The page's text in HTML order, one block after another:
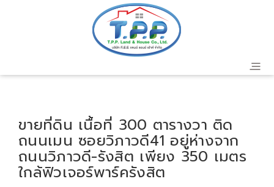
ขายที่ดิน เนื้อที่ 300 ตารางวา ติด
ถนนเมน ซอยวิภาวดี41 อยู่ห่างจาก
ถนนวิภาวดี-รังสิต เพียง 350 เมตร
ใกล้ฟิวเจอร์พาร์ครังสิต